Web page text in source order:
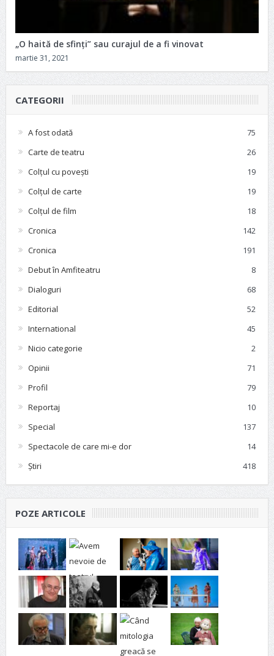
„O haită de sfinți” sau curajul de a fi vinovat
martie 31, 2021
CATEGORII
A fost odată
75
Carte de teatru
26
Colțul cu povești
19
Colțul de carte
19
Colțul de film
18
Cronica
142
Cronica
191
Debut în Amfiteatru
8
Dialoguri
68
Editorial
52
International
45
Nicio categorie
2
Opinii
71
Profil
79
Reportaj
10
Special
137
Spectacole de care mi-e dor
14
Știri
418
POZE ARTICOLE